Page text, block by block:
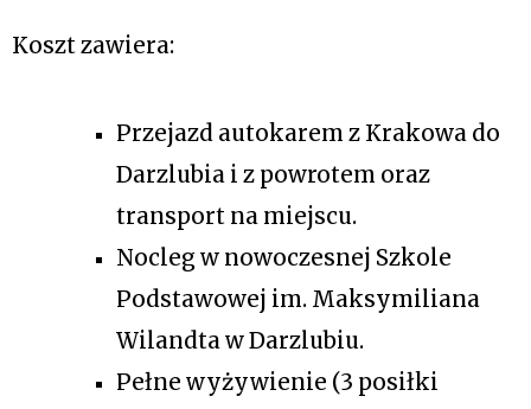
Koszt zawiera:
Przejazd autokarem z Krakowa do
Darzlubia i z powrotem oraz
transport na miejscu.
Nocleg w nowoczesnej Szkole
Podstawowej im. Maksymiliana
Wilandta w Darzlubiu.
Pełne wyżywienie (3 posiłki